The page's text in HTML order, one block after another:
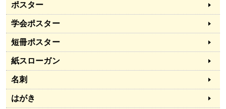
ポスター
学会ポスター
短冊ポスター
紙スローガン
名刺
はがき